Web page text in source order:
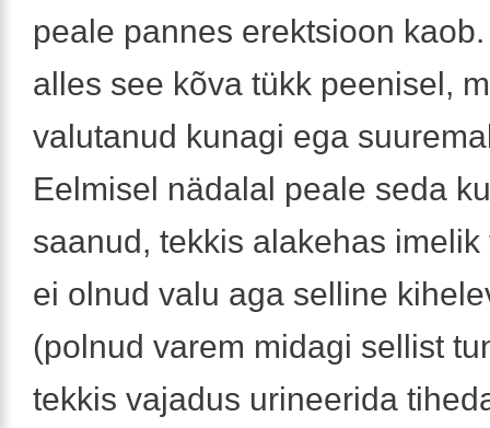
peale pannes erektsioon
alles see kõva tükk peenisel,
valutanud kunagi ega
Eelmisel nädalal peale seda
saanud, tekkis alakehas
ei olnud valu aga selline
(polnud varem midagi sellist
tekkis vajadus urineerida